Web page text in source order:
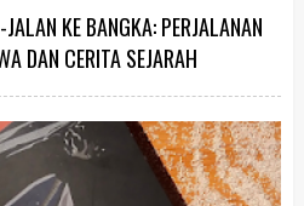
KE BANGKA: PERJALANAN
DAN CERITA SEJARAH